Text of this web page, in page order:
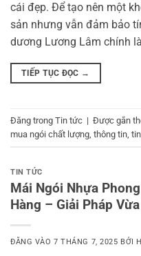
cái đẹp. Để tạo nên một
sản nhưng vẫn đảm bảo
dương Lương Lâm chính
TIẾP TỤC ĐỌC →
Đăng trong Tin tức | Được gắn
mua ngói chất lượng thông tin
TIN TỨC
Mái Ngói Nhựa
Hàng – Giải Pháp
ĐĂNG VÀO7 THÁNG 7, 2025 BỞI